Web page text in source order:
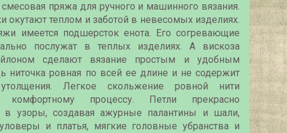
пряжа для ручного и машинного вязания.
окутают теплом и заботой в невесомых изделиях.
имеется подшерсток енота. Его согревающие
послужат в теплых изделиях. А вискоза
сделают вязание простым и удобным
ниточка ровная по всей ее длине и не содержит
Легкое скольжение ровной нити
комфортному процессу. Петли прекрасно
в узоры, создавая ажурные палантины и шали,
и платья, мягкие головные убранства и